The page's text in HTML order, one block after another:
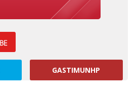
GASTIMUNHP